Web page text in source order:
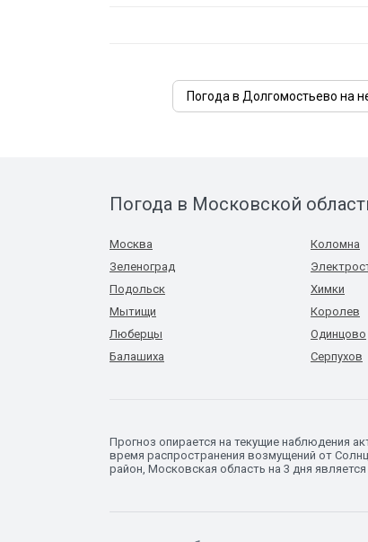
Погода в Долгомостьево на
Погода в Московской
Москва
Зеленоград
Подольск
Мытищи
Люберцы
Балашиха
Коломна
Химки
Королев
Одинцово
Серпухов
Прогноз опирается на текущие наблюдения
время распространения возмущений от
район, Московская область на 3 дня